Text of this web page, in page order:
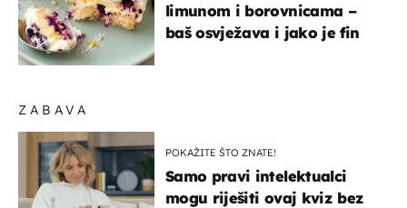
ZABAVA
POKAŽITE ŠTO ZNATE!
Samo pravi intelektualci
mogu riješiti ovaj kviz bez
limunom i borovnicama –
baš osvježava i jako je fin